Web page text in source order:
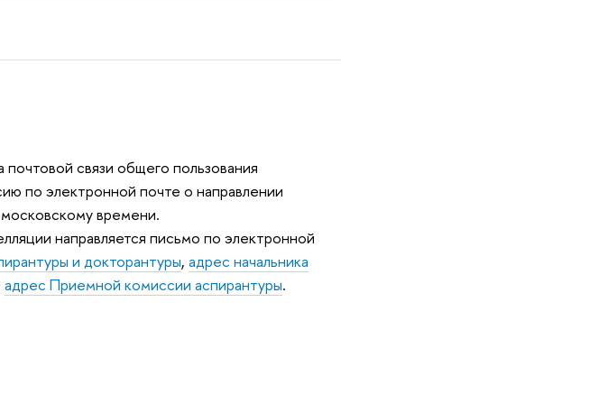
связи общего пользования
по электронной почте о направлении
времени.
направляется письмо по электронной
и докторантуры, адрес начальника
адрес Приемной комиссии аспирантуры.